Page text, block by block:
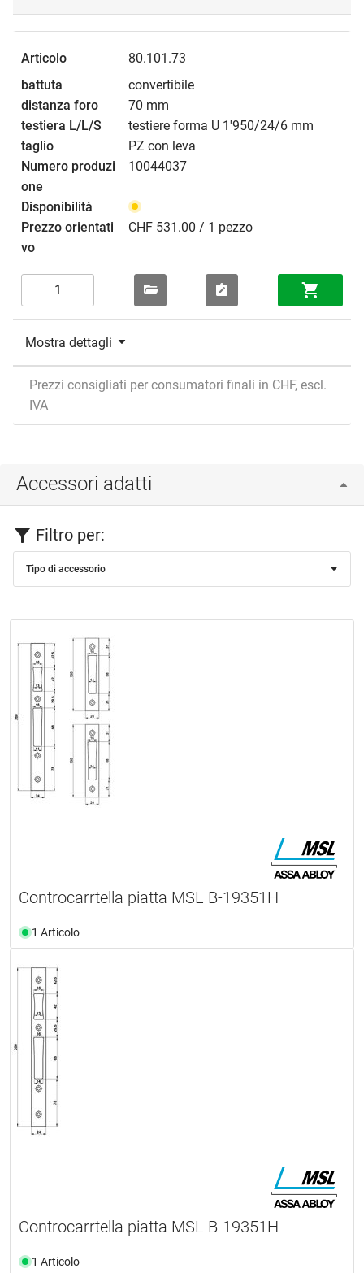
80.101.73
convertibile
70 mm
testiere forma U 1'950/24/6 mm
PZ con leva
10044037
CHF 531.00 / 1 pezzo
Mostra dettagli
Prezzi consigliati per consumatori finali in CHF, escl.
IVA
Accessori adatti
Filtro per:
Tipo di accessorio
Controcarrtella piatta MSL B-19351H
1 Articolo
Controcarrtella piatta MSL B-19351H
1 Articolo